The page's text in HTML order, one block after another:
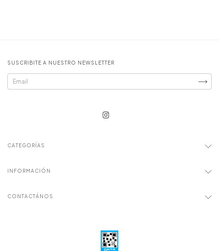
SUSCRIBITE A NUESTRO NEWSLETTER
CATEGORÍAS
INFORMACIÓN
CONTACTÁNOS